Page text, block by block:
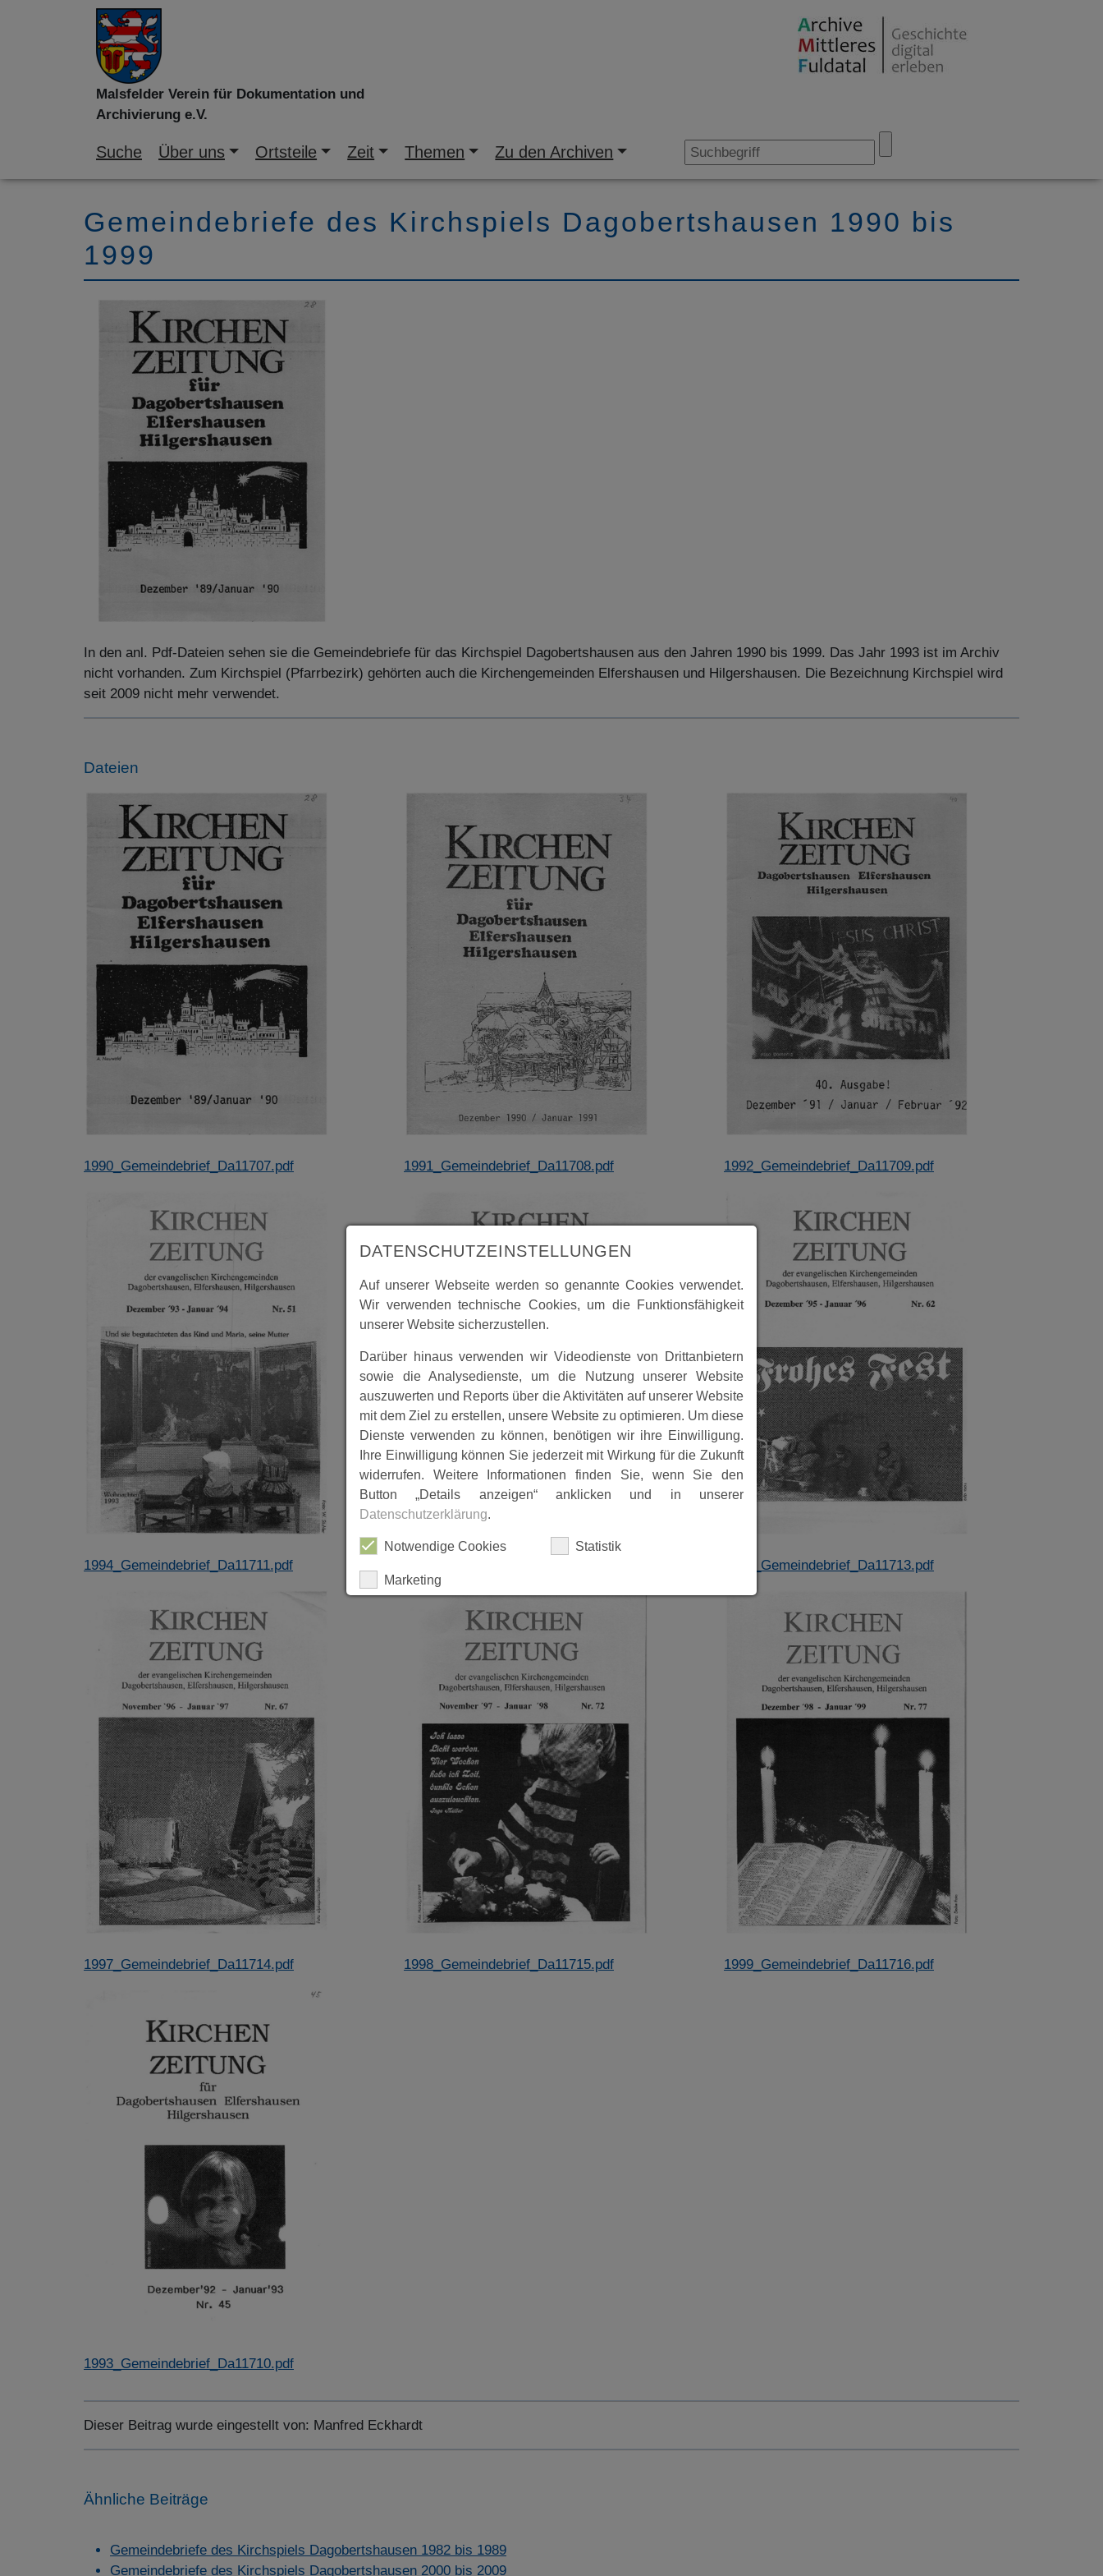
Malsfelder Verein für Dokumentation und
Archivierung e.V.
Suche Über uns Ortsteile Zeit Themen Zu den Archiven
Gemeindebriefe des Kirchspiels Dagobertshausen 1990 bis
1999
In den anl. Pdf-Dateien sehen sie die Gemeindebriefe für das Kirchspiel Dagobertshausen aus den Jahren 1990 bis 1999. Das Jahr 1993 ist im Archiv
nicht vorhanden. Zum Kirchspiel (Pfarrbezirk) gehörten auch die Kirchengemeinden Elfershausen und Hilgershausen. Die Bezeichnung Kirchspiel wird
seit 2009 nicht mehr verwendet.
Dateien
1990_Gemeindebrief_Da11707.pdf 1991_Gemeindebrief_Da11708.pdf 1992_Gemeindebrief_Da11709.pdf
1994_Gemeindebrief_Da11711.pdf 1996_Gemeindebrief_Da11713.pdf
1997_Gemeindebrief_Da11714.pdf 1998_Gemeindebrief_Da11715.pdf 1999_Gemeindebrief_Da11716.pdf
1993_Gemeindebrief_Da11710.pdf
Dieser Beitrag wurde eingestellt von: Manfred Eckhardt
Ähnliche Beiträge
Gemeindebriefe des Kirchspiels Dagobertshausen 1982 bis 1989
Gemeindebriefe des Kirchspiels Dagobertshausen 2000 bis 2009
DATENSCHUTZEINSTELLUNGEN
Auf unserer Webseite werden so genannte Cookies verwendet.
Wir verwenden technische Cookies, um die Funktionsfähigkeit
unserer Website sicherzustellen.
Darüber hinaus verwenden wir Videodienste von Drittanbietern
sowie die Analysedienste, um die Nutzung unserer Website
auszuwerten und Reports über die Aktivitäten auf unserer Website
mit dem Ziel zu erstellen, unsere Website zu optimieren. Um diese
Dienste verwenden zu können, benötigen wir ihre Einwilligung.
Ihre Einwilligung können Sie jederzeit mit Wirkung für die Zukunft
widerrufen. Weitere Informationen finden Sie, wenn Sie den
Button „Details anzeigen“ anklicken und in unserer
Datenschutzerklärung.
Notwendige Cookies Statistik
Marketing
ALLES AUSWÄHLEN
ABLEHNEN
Details anzeigen
Impressum|Datenschutz